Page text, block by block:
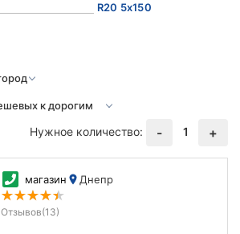
R20 5x150
Нужное количество:
- 1 +
магазин Днепр
Отзывов(13)